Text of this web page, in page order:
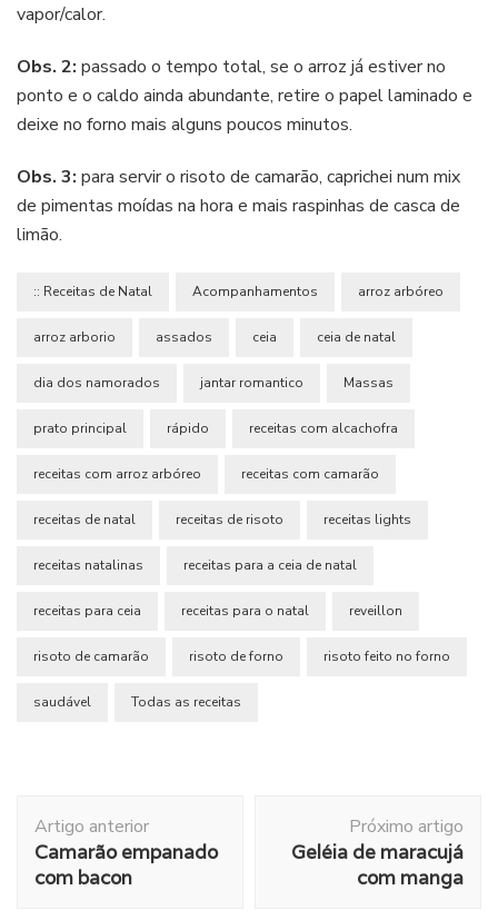
vapor/calor.
Obs. 2: passado o tempo total, se o arroz já estiver no
ponto e o caldo ainda abundante, retire o papel laminado e
deixe no forno mais alguns poucos minutos.
Obs. 3: para servir o risoto de camarão, caprichei num mix
de pimentas moídas na hora e mais raspinhas de casca de
limão.
:: Receitas de Natal Acompanhamentos arroz arbóreo
arroz arborio assados ceia ceia de natal
dia dos namorados jantar romantico Massas
prato principal rápido receitas com alcachofra
receitas com arroz arbóreo receitas com camarão
receitas de natal receitas de risoto receitas lights
receitas natalinas receitas para a ceia de natal
receitas para ceia receitas para o natal reveillon
risoto de camarão risoto de forno risoto feito no forno
saudável Todas as receitas
de
post
Artigo anterior
Camarão empanado
com bacon
Próximo artigo
Geléia de maracujá
com manga